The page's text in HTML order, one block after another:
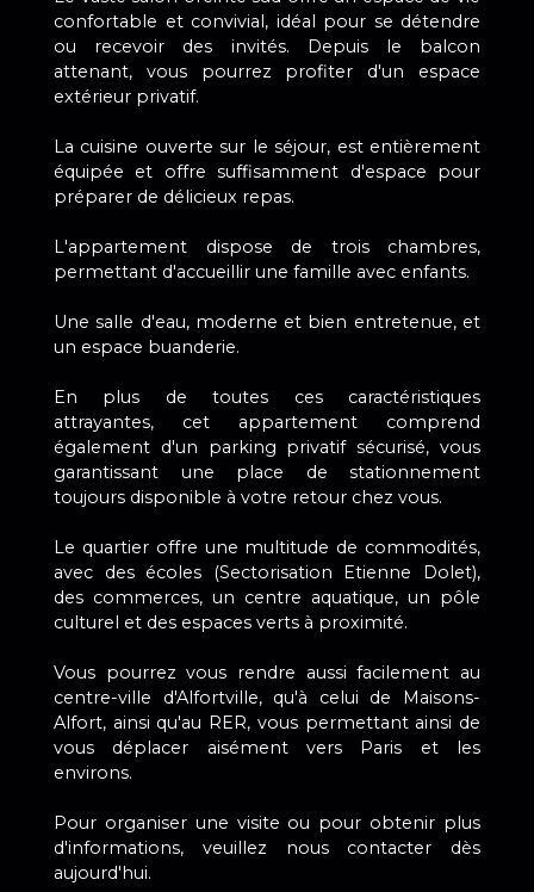
confortable et convivial, idéal pour se détendre
ou recevoir des invités. Depuis le balcon
attenant, vous pourrez profiter d'un espace
extérieur privatif.
La cuisine ouverte sur le séjour, est entièrement
équipée et offre suffisamment d'espace pour
préparer de délicieux repas.
L'appartement dispose de trois chambres,
permettant d'accueillir une famille avec enfants.
Une salle d'eau, moderne et bien entretenue, et
un espace buanderie.
En plus de toutes ces caractéristiques
attrayantes, cet appartement comprend
également d'un parking privatif sécurisé, vous
garantissant une place de stationnement
toujours disponible à votre retour chez vous.
Le quartier offre une multitude de commodités,
avec des écoles (Sectorisation Etienne Dolet),
des commerces, un centre aquatique, un pôle
culturel et des espaces verts à proximité.
Vous pourrez vous rendre aussi facilement au
centre-ville d'Alfortville, qu'à celui de Maisons-
Alfort, ainsi qu'au RER, vous permettant ainsi de
vous déplacer aisément vers Paris et les
environs.
Pour organiser une visite ou pour obtenir plus
d'informations, veuillez nous contacter dès
aujourd'hui.